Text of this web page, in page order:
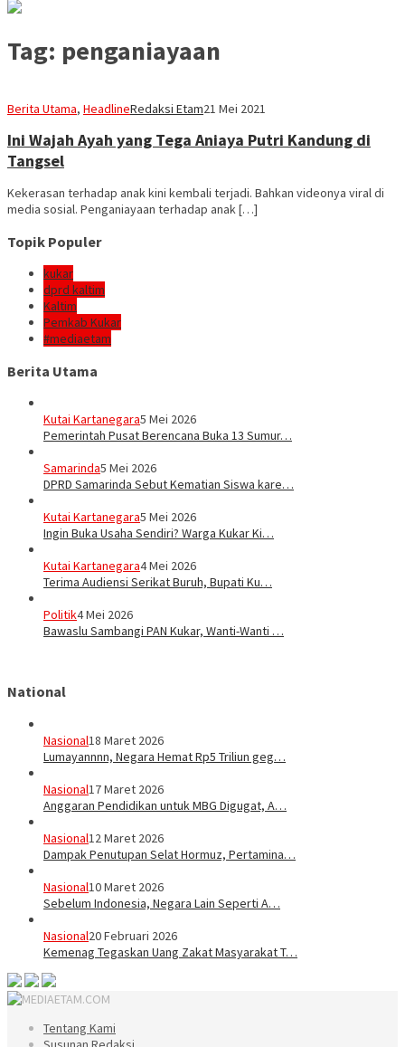
Tag: penganiayaan
Berita Utama, HeadlineRedaksi Etam21 Mei 2021
Ini Wajah Ayah yang Tega Aniaya Putri Kandung di
Tangsel
Kekerasan terhadap anak kini kembali terjadi. Bahkan videonya viral di
media sosial. Penganiayaan terhadap anak […]
Topik Populer
kukar
dprd kaltim
Kaltim
Pemkab Kukar
#mediaetam
Berita Utama
Kutai Kartanegara5 Mei 2026
Pemerintah Pusat Berencana Buka 13 Sumur…
Samarinda5 Mei 2026
DPRD Samarinda Sebut Kematian Siswa kare…
Kutai Kartanegara5 Mei 2026
Ingin Buka Usaha Sendiri? Warga Kukar Ki…
Kutai Kartanegara4 Mei 2026
Terima Audiensi Serikat Buruh, Bupati Ku…
Politik4 Mei 2026
Bawaslu Sambangi PAN Kukar, Wanti-Wanti …
National
Nasional18 Maret 2026
Lumayannnn, Negara Hemat Rp5 Triliun geg…
Nasional17 Maret 2026
Anggaran Pendidikan untuk MBG Digugat, A…
Nasional12 Maret 2026
Dampak Penutupan Selat Hormuz, Pertamina…
Nasional10 Maret 2026
Sebelum Indonesia, Negara Lain Seperti A…
Nasional20 Februari 2026
Kemenag Tegaskan Uang Zakat Masyarakat T…
Tentang Kami